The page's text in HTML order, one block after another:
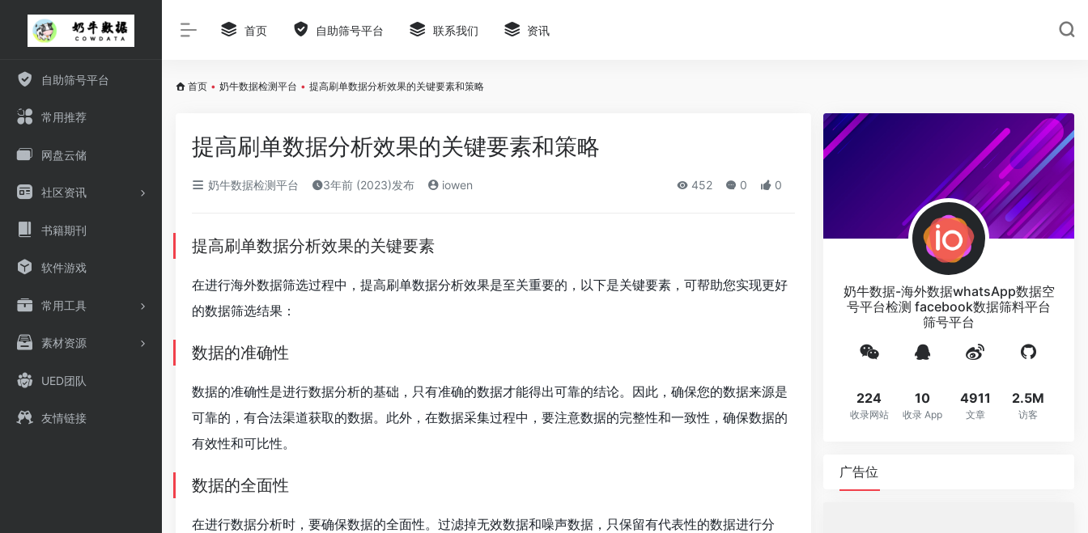
自助筛号平台
常用推荐
网盘云储
社区资讯
书籍期刊
软件游戏
常用工具
素材资源
UED团队
友情链接
首页 自助筛号平台 联系我们 资讯
首页 • 奶牛数据检测平台 • 提高刷单数据分析效果的关键要素和策略
提高刷单数据分析效果的关键要素和策略
奶牛数据检测平台 3年前 (2023)发布 iowen 452 0 0
提高刷单数据分析效果的关键要素
在进行海外数据筛选过程中，提高刷单数据分析效果是至关重要的，以下是关键要素，可帮助您实现更好
的数据筛选结果：
数据的准确性
数据的准确性是进行数据分析的基础，只有准确的数据才能得出可靠的结论。因此，确保您的数据来源是
可靠的，有合法渠道获取的数据。此外，在数据采集过程中，要注意数据的完整性和一致性，确保数据的
有效性和可比性。
数据的全面性
在进行数据分析时，要确保数据的全面性。过滤掉无效数据和噪声数据，只保留有代表性的数据进行分
奶牛数据-海外数据whatsApp数据空
号平台检测 facebook数据筛料平台
筛号平台
224
收录网站
10
收录 App
4911
文章
2.5M
访客
广告位